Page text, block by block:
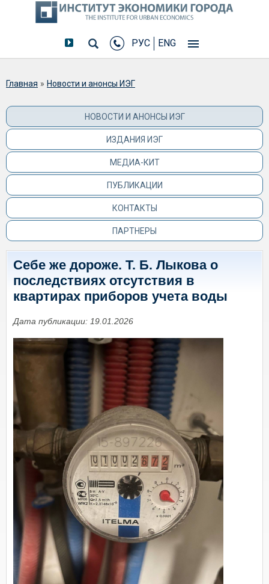
РУС ENG
Вы здесь
Главная » Новости и анонсы ИЭГ
НОВОСТИ И АНОНСЫ ИЭГ
ИЗДАНИЯ ИЭГ
МЕДИА-КИТ
ПУБЛИКАЦИИ
КОНТАКТЫ
ПАРТНЕРЫ
Себе же дороже. Т. Б. Лыкова о
последствиях отсутствия в
квартирах приборов учета воды
Дата публикации: 19.01.2026